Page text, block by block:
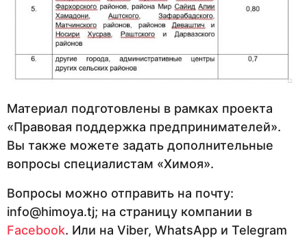
Материал подготовлены в рамках проекта
«Правовая поддержка предпринимателей».
Вы также можете задать дополнительные
вопросы специалистам «Химоя».
Вопросы можно отправить на почту:
info@himoya.tj; на страницу компании в
Facebook. Или на Viber, WhatsApp и Telegram